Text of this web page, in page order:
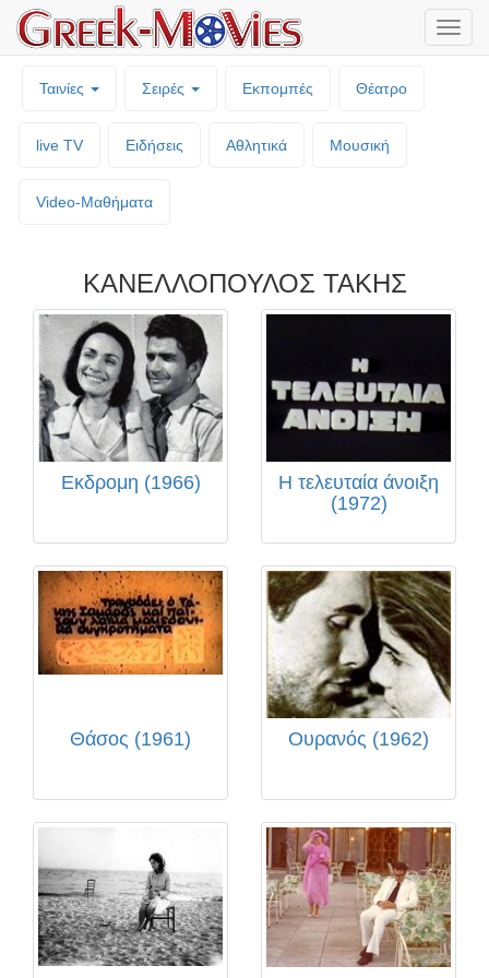
Ταινίες Σειρές Εκπομπές Θέατρο
live TV Ειδήσεις Αθλητικά Μουσική
Video-Mαθήματα
ΚΑΝΕΛΛΟΠΟΥΛΟΣ ΤΑΚΗΣ
Εκδρομη (1966)
Η τελευταία άνοιξη
(1972)
Θάσος (1961) Ουρανός (1962)